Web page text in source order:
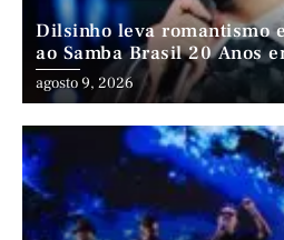
Dilsinho leva romantismo
ao Samba Brasil 20 Anos
agosto 9, 2026